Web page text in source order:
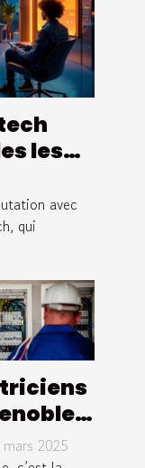
les
avec
qui
:
2025